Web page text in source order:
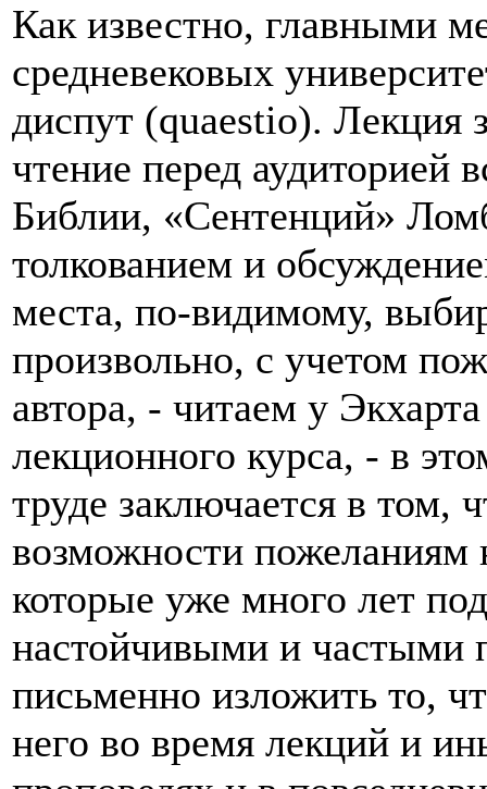
Как известно, главными
средневековых
диспут (quaestio). Лекция
чтение перед аудиторией
Библии, «Сентенций»
толкованием и
места, по-видимому,
произвольно, с учетом
автора, - читаем у
лекционного курса, - в
труде заключается в том,
возможности пожеланиям
которые уже много лет
настойчивыми и частыми
письменно изложить то,
него во время лекций и